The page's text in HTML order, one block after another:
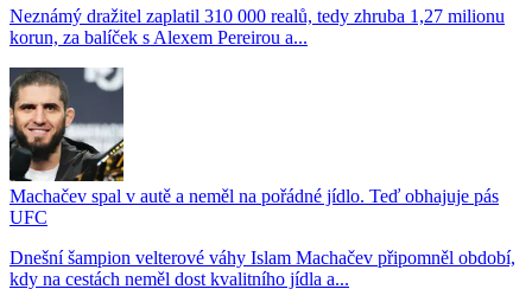
Neznámý dražitel zaplatil 310 000 realů, tedy zhruba 1,27 milionu
korun, za balíček s Alexem Pereirou a...
Machačev spal v autě a neměl na pořádné jídlo. Teď obhajuje pás
UFC
Dnešní šampion velterové váhy Islam Machačev připomněl období,
kdy na cestách neměl dost kvalitního jídla a...